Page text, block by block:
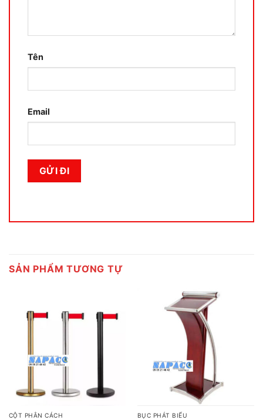
Tên
Email
SẢN PHẨM TƯƠNG TỰ
CỘT PHÂN CÁCH BỤC PHÁT BIỂU